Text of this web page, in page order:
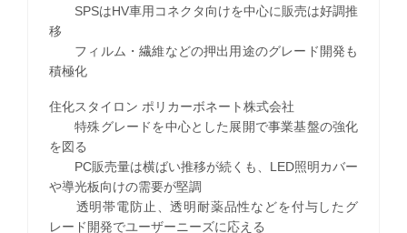
SPSはHV車用コネクタ向けを中心に販売は好調推
移
フィルム・繊維などの押出用途のグレード開発も
積極化
住化スタイロン ポリカーボネート株式会社
特殊グレードを中心とした展開で事業基盤の強化
を図る
PC販売量は横ばい推移が続くも、LED照明カバー
や導光板向けの需要が堅調
透明帯電防止、透明耐薬品性などを付与したグ
レード開発でユーザーニーズに応える